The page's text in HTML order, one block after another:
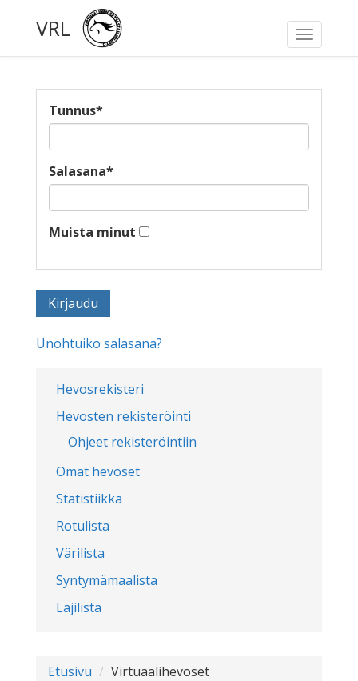
Toggle
VRL
Hevosrekisteri
Hevosten rekisteröinti
Ohjeet rekisteröintiin
Omat hevoset
Statistiikka
Rotulista
Värilista
Syntymämaalista
Lajilista
Tunnus*
Salasana*
Muista minut
Unohtuiko salasana?
Etusivu Virtuaalihevoset